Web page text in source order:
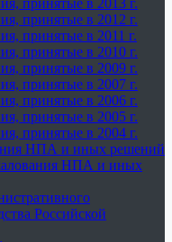
принятые в 2013 г.
принятые в 2012 г.
принятые в 2011 г.
принятые в 2010 г.
принятые в 2009 г.
принятые в 2007 г.
принятые в 2006 г.
принятые в 2005 г.
принятые в 2004 г.
НПА и иных решений
НПА и иных
Российской